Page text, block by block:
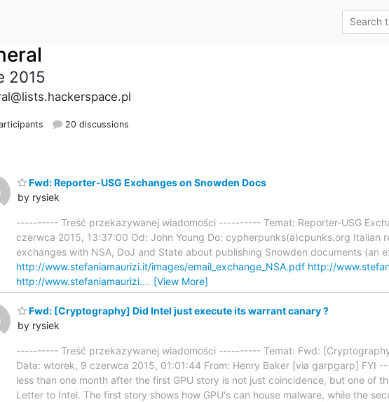
2015
20 discussions
Fwd: Reporter-USG Exchanges on Snowden Docs
by rysiek
---------- Treść przekazywanej wiadomości ---------- Temat: Reporter-USG
czerwca 2015, 13:37:00 Od: John Young Do: cypherpunks(a)cpunks.org Italian
exchanges with NSA, DoJ and State about publishing Snowden documents (an
http://www.stefaniamaurizi.it/images/email_exchange_NSA.pdf http://
http://www.stefaniamaurizi.… [View More]
Fwd: [Cryptography] Did Intel just execute its warrant canary ?
by rysiek
---------- Treść przekazywanej wiadomości ---------- Temat: Fwd:
Data: wtorek, 9 czerwca 2015, 01:01:44 From: Henry Baker [via garpgarp] FYI
less than one month after the first GPU story is not just coincidence, but one of
Letter to Intel. The first story shows how GPU's can house malware, while the